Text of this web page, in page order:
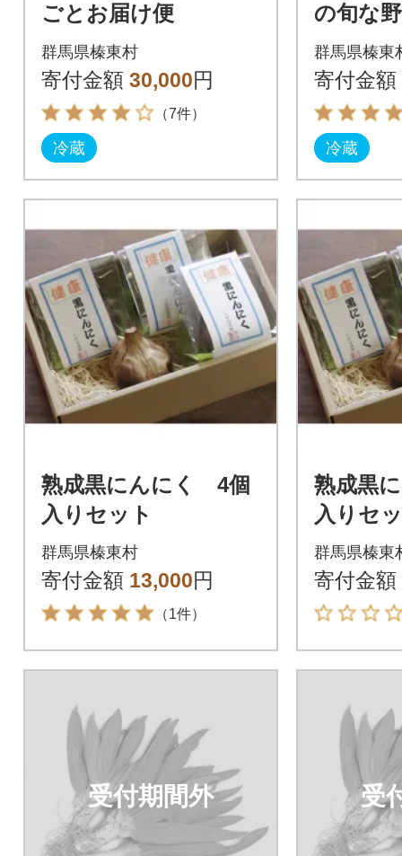
ごとお届け便
群馬県榛東村
寄付金額 30,000円
（7件）
冷蔵
の旬な
群馬県榛東
寄付金額
冷蔵
熟成黒にんにく 4個
入りセット
群馬県榛東村
寄付金額 13,000円
（1件）
熟成黒
入りセ
群馬県榛東
寄付金額
受付期間外 受